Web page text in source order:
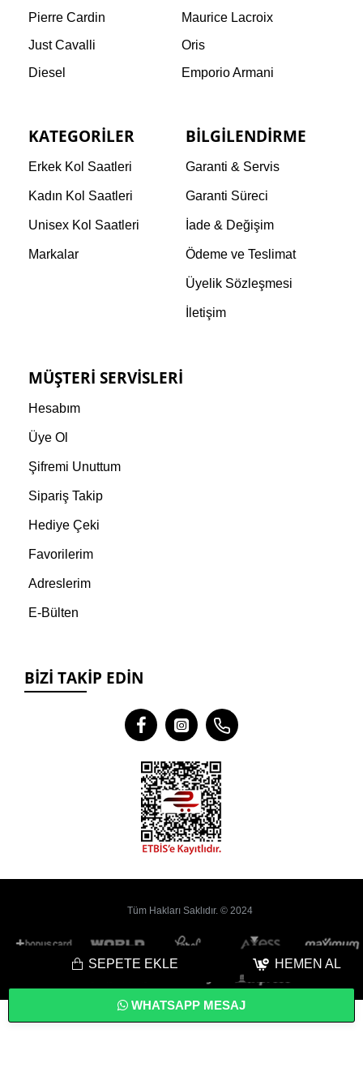
SEPETE EKLE HEMEN AL
WHATSAPP MESAJ
Pierre Cardin
Maurice Lacroix
Just Cavalli
Oris
Diesel
Emporio Armani
KATEGORILER
Erkek Kol Saatleri
Kadın Kol Saatleri
Unisex Kol Saatleri
Markalar
BILGILENDIRME
Garanti & Servis
Garanti Süreci
İade & Değişim
Ödeme ve Teslimat
Üyelik Sözleşmesi
İletişim
MÜŞTERI SERVISLERI
Hesabım
Üye Ol
Şifremi Unuttum
Sipariş Takip
Hediye Çeki
Favorilerim
Adreslerim
E-Bülten
BIZI TAKIP EDIN
Tüm Hakları Saklıdır. © 2024